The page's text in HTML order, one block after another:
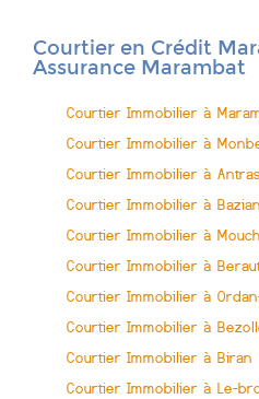
Courtier en Crédit
Assurance Marambat
Courtier Immobilier à
Courtier Immobilier à
Courtier Immobilier à Antras
Courtier Immobilier à Bazian
Courtier Immobilier à
Courtier Immobilier à
Courtier Immobilier à
Courtier Immobilier à
Courtier Immobilier à Biran
Courtier Immobilier à Le-